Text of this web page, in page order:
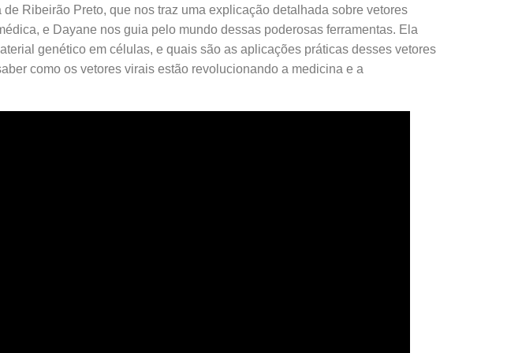
Ribeirão Preto, que nos traz uma explicação detalhada sobre vetores
e Dayane nos guia pelo mundo dessas poderosas ferramentas. Ela
genético em células, e quais são as aplicações práticas desses vetores
como os vetores virais estão revolucionando a medicina e a